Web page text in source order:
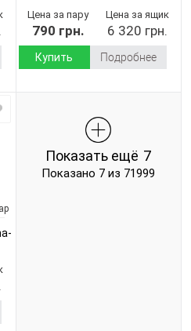
Цена за пару
790 грн.
Цена за ящик
6 320 грн.
Купить Подробнее
Показать ещё 7
Показано 7 из 71999